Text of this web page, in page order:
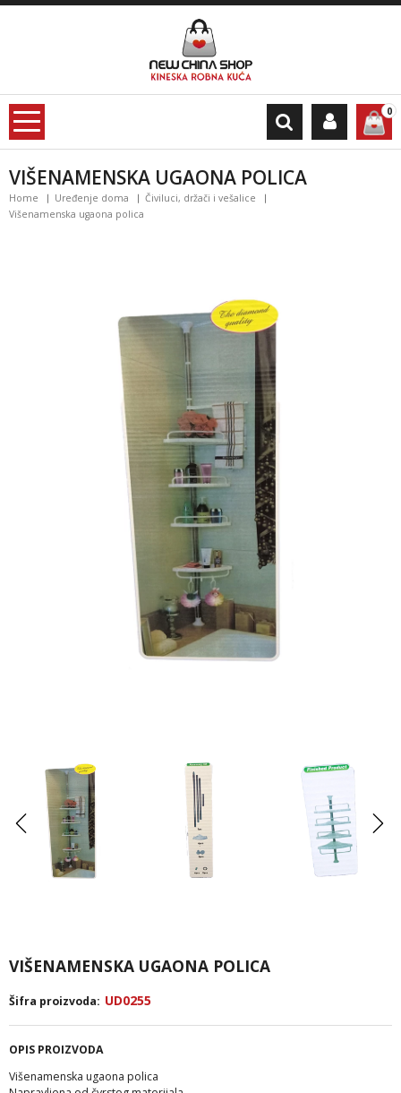
0
VIŠENAMENSKA UGAONA POLICA
Home Uređenje doma
Čiviluci, držači i vešalice
Višenamenska ugaona polica
VIŠENAMENSKA UGAONA POLICA
Šifra proizvoda: UD0255
OPIS PROIZVODA
Višenamenska ugaona polica